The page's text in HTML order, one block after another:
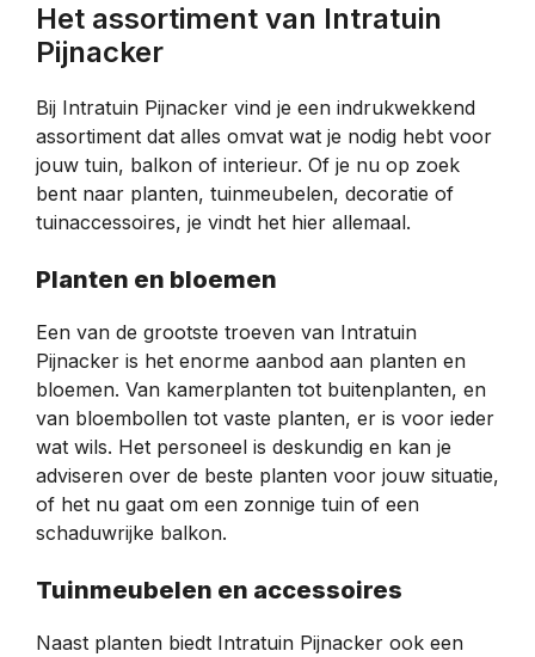
Het assortiment van Intratuin
Pijnacker
Bij Intratuin Pijnacker vind je een indrukwekkend
assortiment dat alles omvat wat je nodig hebt voor
jouw tuin, balkon of interieur. Of je nu op zoek
bent naar planten, tuinmeubelen, decoratie of
tuinaccessoires, je vindt het hier allemaal.
Planten en bloemen
Een van de grootste troeven van Intratuin
Pijnacker is het enorme aanbod aan planten en
bloemen. Van kamerplanten tot buitenplanten, en
van bloembollen tot vaste planten, er is voor ieder
wat wils. Het personeel is deskundig en kan je
adviseren over de beste planten voor jouw situatie,
of het nu gaat om een zonnige tuin of een
schaduwrijke balkon.
Tuinmeubelen en accessoires
Naast planten biedt Intratuin Pijnacker ook een